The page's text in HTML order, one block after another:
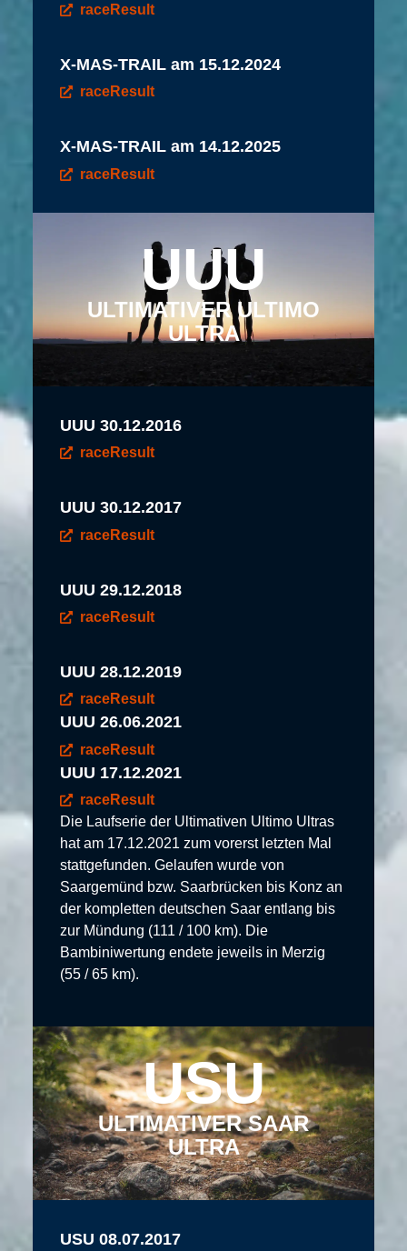
raceResult
X-MAS-TRAIL am 15.12.2024
raceResult
X-MAS-TRAIL am 14.12.2025
raceResult
UUU
ULTIMATIVER ULTIMO
ULTRA
UUU 30.12.2016
raceResult
UUU 30.12.2017
raceResult
UUU 29.12.2018
raceResult
UUU 28.12.2019
raceResult
UUU 26.06.2021
raceResult
UUU 17.12.2021
raceResult
Die Laufserie der Ultimativen Ultimo Ultras
hat am 17.12.2021 zum vorerst letzten Mal
stattgefunden. Gelaufen wurde von
Saargemünd bzw. Saarbrücken bis Konz an
der kompletten deutschen Saar entlang bis
zur Mündung (111 / 100 km). Die
Bambiniwertung endete jeweils in Merzig
(55 / 65 km).
USU
ULTIMATIVER SAAR
ULTRA
USU 08.07.2017